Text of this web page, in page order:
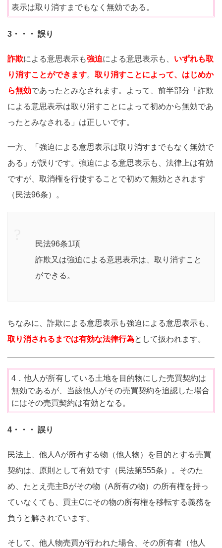
表示は取り消すまでもなく無効である。
3・・・ 誤り
詐欺による意思表示も強迫による意思表示も、 いずれも取
り消すことができます。 取り消すことによって、はじめか
ら無効であったとみなされます。よって、前半部分「詐欺
による意思表示は取り消すことによって初めから無効であ
ったとみなされる」は正しいです。
一方、「強迫による意思表示は取り消すまでもなく無効で
ある」が誤りです。強迫による意思表示も、法律上は有効
ですが、取消権を行使することで初めて無効とされます
（民法96条）。
民法96条1項
詐欺又は強迫による意思表示は、取り消すこと
ができる。
ちなみに、詐欺による意思表示も強迫による意思表示も、
取り消されるまでは有効な法律行為として扱われます。
4．他人が所有している土地を目的物にした売買契約は
無効であるが、当該他人がその売買契約を追認した場合
にはその売買契約は有効となる。
4・・・ 誤り
民法上、他人Aが所有する物（他人物）を目的とする売買
契約は、原則として有効です（民法第555条）。そのた
め、たとえ売主Bがその物（A所有の物）の所有権を持っ
ていなくても、買主Cにその物の所有権を移転する義務を
負うと解されています。
そして、他人物売買が行われた場合、その所有者（他人